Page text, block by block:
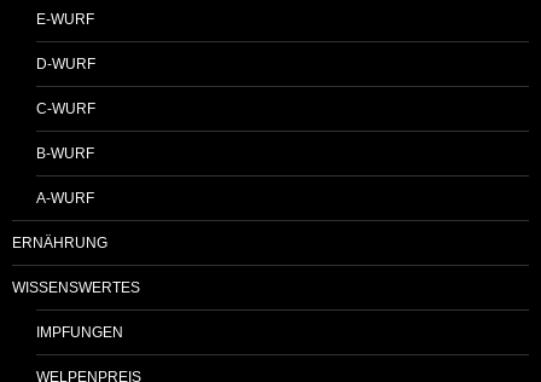
E-WURF
D-WURF
C-WURF
B-WURF
A-WURF
ERNÄHRUNG
WISSENSWERTES
IMPFUNGEN
WELPENPREIS